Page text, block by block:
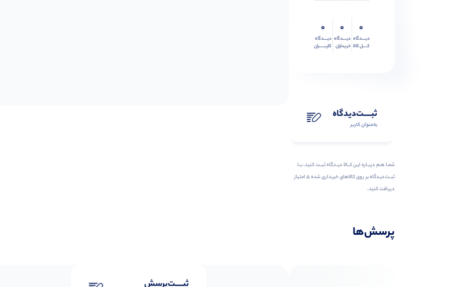
0
دیــــدگاه
کــــل کالا
0
دیــــدگاه
خریداران
0
دیــــدگاه
کاربـــــران
ثبـــــت‌دیدگاه
به‌عنوان کاربر
شمـا هـم دربـاره ایـن کــالا دیــدگاه ثبــت کنید، بــا
ثبــت‌دیـدگاه بر روی کالاهای خریداری شده ۵ امتیاز
دریافت کنید.
پرسش‌ها